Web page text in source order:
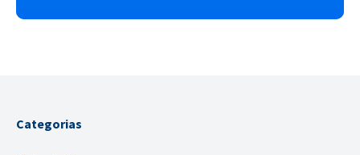
Categorias